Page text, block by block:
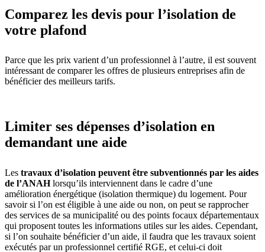
Comparez les devis pour l’isolation de
votre plafond
Parce que les prix varient d’un professionnel à l’autre, il est souvent
intéressant de comparer les offres de plusieurs entreprises afin de
bénéficier des meilleurs tarifs.
Limiter ses dépenses d’isolation en
demandant une aide
Les travaux d’isolation peuvent être subventionnés par les aides
de l’ANAHlorsqu’ils interviennent dans le cadre d’une
amélioration énergétique (isolation thermique) du logement. Pour
savoir si l’on est éligible à une aide ou non, on peut se rapprocher
des services de sa municipalité ou des points focaux départementaux
qui proposent toutes les informations utiles sur les aides. Cependant,
si l’on souhaite bénéficier d’un aide, il faudra que les travaux soient
exécutés par un professionnel certifié RGE, et celui-ci doit